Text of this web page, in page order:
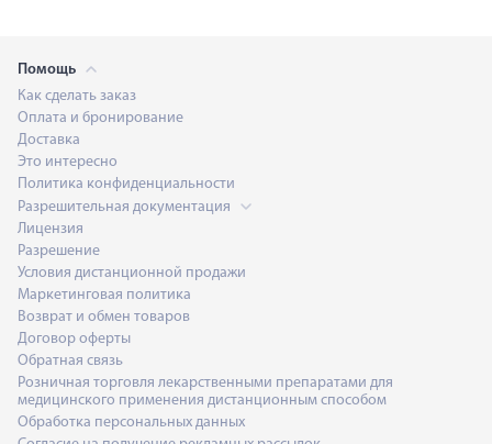
Помощь
Как сделать заказ
Оплата и бронирование
Доставка
Это интересно
Политика конфиденциальности
Разрешительная документация
Лицензия
Разрешение
Условия дистанционной продажи
Маркетинговая политика
Возврат и обмен товаров
Договор оферты
Обратная связь
Розничная торговля лекарственными препаратами для
медицинского применения дистанционным способом
Обработка персональных данных